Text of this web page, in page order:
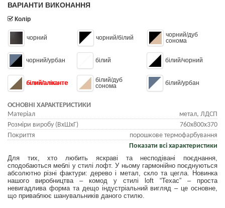
ВАРІАНТИ ВИКОНАННЯ
Колір
чорний чорний/білий
чорний/дуб
сонома
чорний/урбан білий білий/чорний
білий/аліканте
білий/дуб
сонома
білий/урбан
ОСНОВНІ ХАРАКТЕРИСТИКИ
Матеріал
метал, ЛДСП
Розміри виробу (ВхШхГ)
760x800x370
Покриття
порошкове термофарбування
Показати всі характеристики
Для тих, хто любить яскраві та несподівані поєднання,
сподобаються меблі у стилі лофт. У ньому гармонійно поєднуються
абсолютно різні фактури: дерево і метал, скло та цегла. Новинка
нашого виробництва – комод у стилі loft “Техас” – проста
невигадлива форма та дещо індустріальний вигляд – це основне,
що приваблює шанувальників даного стилю.